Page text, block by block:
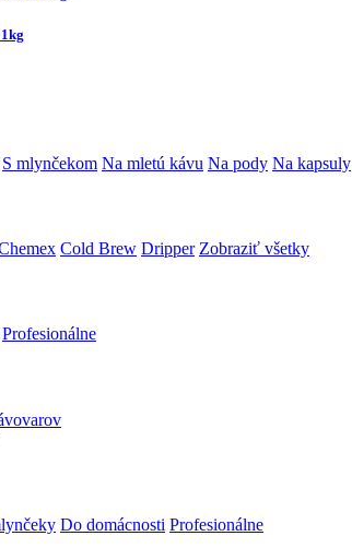
S mlynčekom Na mletú kávu Na pody Na kapsuly
Cold Brew Dripper Zobraziť všetky
Profesionálne
Do domácnosti Profesionálne